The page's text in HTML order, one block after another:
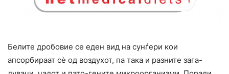
Белите дробовие се еден вид на сунѓери кои
апсорбираат сè од воздухот, па така и разните зага-